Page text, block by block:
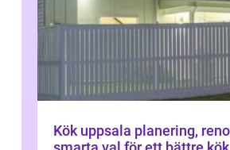
Kök uppsala planering, renovering och